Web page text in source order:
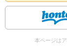
本ページは